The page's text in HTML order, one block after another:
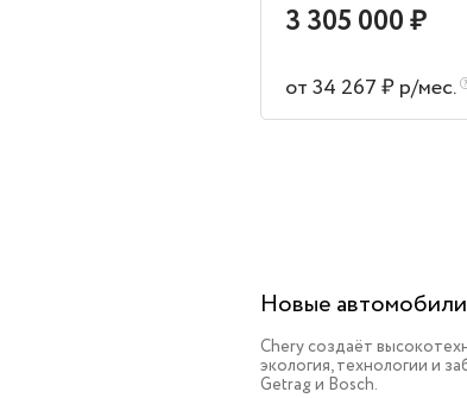
3 305 000 ₽
от 34 267 ₽ р/мес.
Новые автомобили
Chery создаёт
экология, технологии и
Getrag и Bosch.